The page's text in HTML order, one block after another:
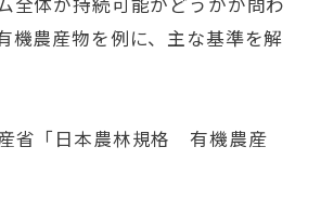
機農産物を例に、主な基準を解
省 「日本農林規格 有機農産